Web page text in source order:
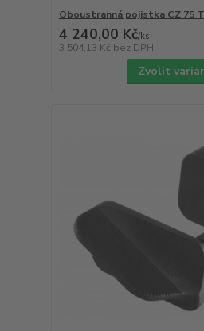
Oboustranná pojistka CZ 75
4 240,00 Kč/ks
3 504,13 Kč bez DPH
Zvolit